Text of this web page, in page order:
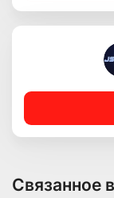
Связанное